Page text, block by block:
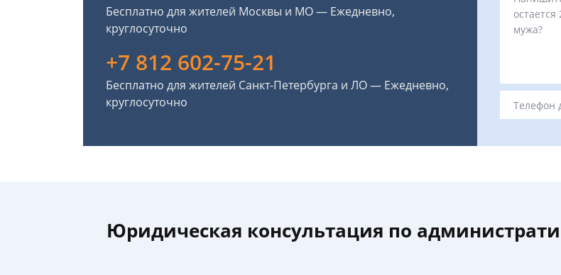
Бесплатно для жителей Москвы и МО — Ежедневно,
круглосуточно
+7 812 602-75-21
Бесплатно для жителей Санкт-Петербурга и ЛО — Ежедневно,
круглосуточно
Юридическая консультация по